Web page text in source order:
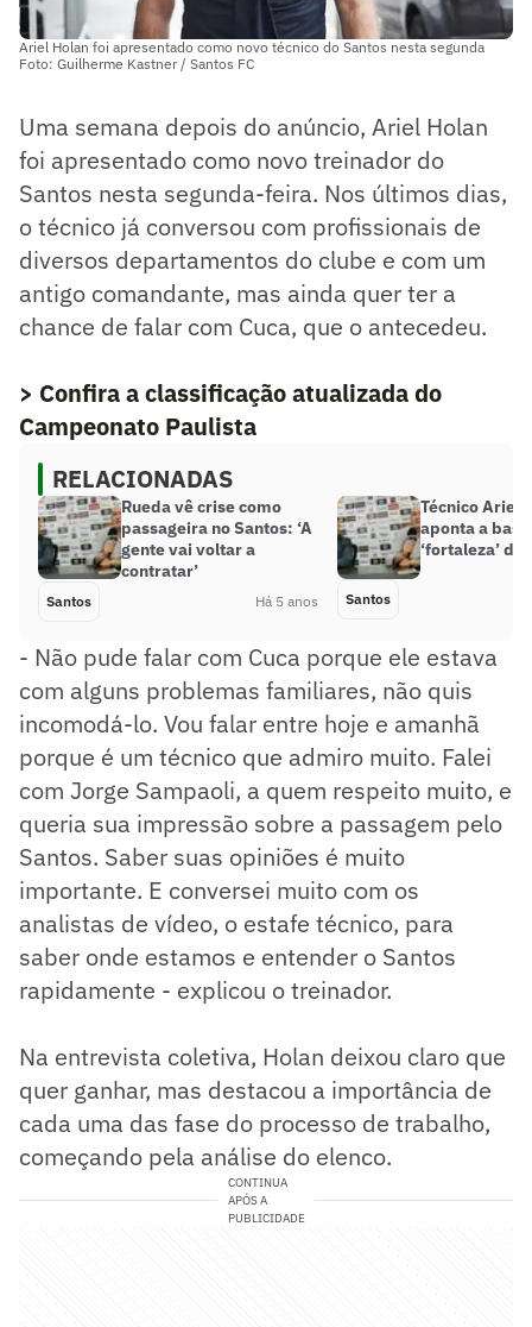
Ariel Holan foi apresentado como novo técnico do Santos nesta segunda
Foto: Guilherme Kastner / Santos FC
Uma semana depois do anúncio, Ariel Holan
foi apresentado como novo treinador do
Santos nesta segunda-feira. Nos últimos dias,
o técnico já conversou com profissionais de
diversos departamentos do clube e com um
antigo comandante, mas ainda quer ter a
chance de falar com Cuca, que o antecedeu.
> Confira a classificação atualizada do
Campeonato Paulista
RELACIONADAS
Rueda vê crise como
passageira no Santos: ‘A
gente vai voltar a
contratar’
Santos Há 5 anos
Técnico Ariel
aponta a
‘fortaleza’ do
Santos
- Não pude falar com Cuca porque ele estava
com alguns problemas familiares, não quis
incomodá-lo. Vou falar entre hoje e amanhã
porque é um técnico que admiro muito. Falei
com Jorge Sampaoli, a quem respeito muito, e
queria sua impressão sobre a passagem pelo
Santos. Saber suas opiniões é muito
importante. E conversei muito com os
analistas de vídeo, o estafe técnico, para
saber onde estamos e entender o Santos
rapidamente - explicou o treinador.
Na entrevista coletiva, Holan deixou claro que
quer ganhar, mas destacou a importância de
cada uma das fase do processo de trabalho,
começando pela análise do elenco.
CONTINUA
APÓS A
PUBLICIDADE